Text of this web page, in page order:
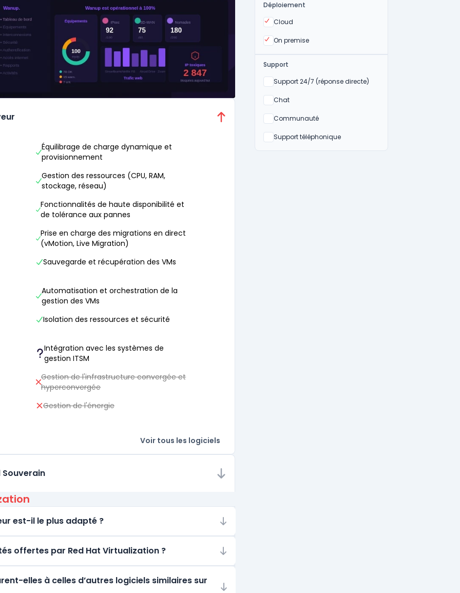
Déploiement
Cloud
Oui
On premise
Oui
Support
Support 24/7 (réponse directe)
Non
Chat
Non
Communauté
Non
Support téléphonique
Non
Équilibrage de charge dynamique et
provisionnement
Gestion des ressources (CPU, RAM,
stockage, réseau)
Fonctionnalités de haute disponibilité et
de tolérance aux pannes
Prise en charge des migrations en direct
(vMotion, Live Migration)
Sauvegarde et récupération des VMs
Automatisation et orchestration de la
gestion des VMs
Isolation des ressources et sécurité
Intégration avec les systèmes de
gestion ITSM
Gestion de l'infrastructure convergée et
hyperconvergée
Gestion de l'énergie
Voir tous les logiciels
Souverain
est-il le plus adapté ?
offertes par Red Hat Virtualization ?
elles à celles d’autres logiciels similaires sur